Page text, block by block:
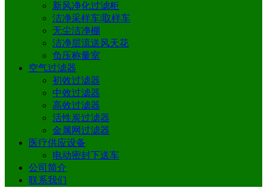
新风净化过滤柜
洁净采样车|取样车
无尘洁净棚
洁净层流送风天花
负压称量室
空气过滤器
初效过滤器
中效过滤器
高效过滤器
活性炭过滤器
金属网过滤器
医疗供应设备
电动密封下送车
公司简介
联系我们